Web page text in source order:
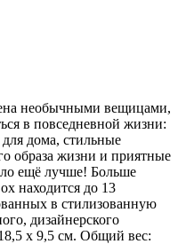
необычными вещицами,
в повседневной жизни:
дома, стильные
образа жизни и приятные
ещё лучше! Больше
находится до 13
в стилизованную
дизайнерского
х 9,5 см. Общий вес: